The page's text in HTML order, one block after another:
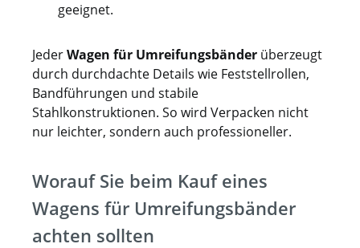
geeignet.
JederWagen für Umreifungsbänder überzeugt
durch durchdachte Details wie Feststellrollen,
Bandführungen und stabile
Stahlkonstruktionen. So wird Verpacken nicht
nur leichter, sondern auch professioneller.
Worauf Sie beim Kauf eines
Wagens für Umreifungsbänder
achten sollten